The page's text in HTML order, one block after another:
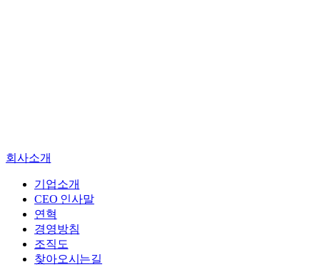
조직도
엔지니어링
진단
건설사업관리
엔지니어링
회사소개
기업소개
CEO 인사말
연혁
경영방침
조직도
찾아오시는길